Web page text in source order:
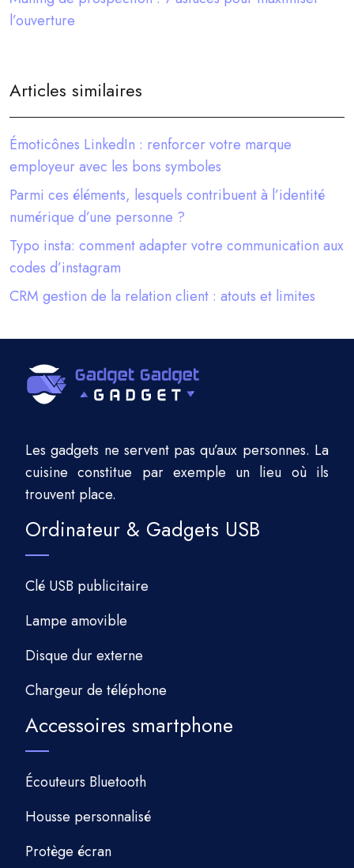
l’ouverture
Articles similaires
Émoticônes LinkedIn : renforcer votre marque
employeur avec les bons symboles
Parmi ces éléments, lesquels contribuent à l’identité
numérique d’une personne ?
Typo insta: comment adapter votre communication aux
codes d’instagram
CRM gestion de la relation client : atouts et limites
Les gadgets ne servent pas qu’aux personnes. La
cuisine constitue par exemple un lieu où ils
trouvent place.
Ordinateur & Gadgets USB
Clé USB publicitaire
Lampe amovible
Disque dur externe
Chargeur de téléphone
Accessoires smartphone
Écouteurs Bluetooth
Housse personnalisé
Protège écran